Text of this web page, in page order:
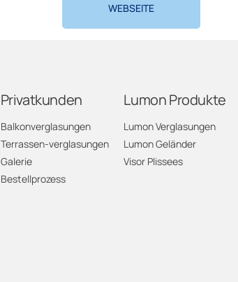
WEBSEITE
Privatkunden
Balkonverglasungen
Terrassen-verglasungen
Galerie
Bestellprozess
Lumon Produkte
Lumon Verglasungen
Lumon Geländer
Visor Plissees